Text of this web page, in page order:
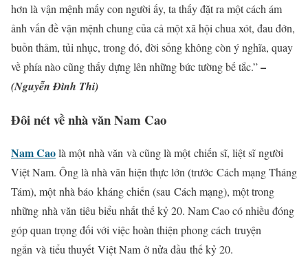
hơn là vận mệnh mấy con người ấy, ta thấy đặt ra một cách ám
ảnh vấn đề vận mệnh chung của cả một xã hội chua xót, đau đớn,
buồn thảm, tủi nhục, trong đó, đời sống không còn ý nghĩa, quay
về phía nào cũng thấy dựng lên những bức tường bế tắc.”–
(Nguyễn Đình Thi)
Đôi nét về nhà văn Nam Cao
Nam Caolà một nhà văn và cũng là một chiến sĩ, liệt sĩ người
Việt Nam. Ông là nhà văn hiện thực lớn (trước Cách mạng Tháng
Tám), một nhà báo kháng chiến (sau Cách mạng), một trong
những nhà văn tiêu biểu nhất thế kỷ 20. Nam Cao có nhiều đóng
góp quan trọng đối với việc hoàn thiện phong cách truyện
ngắn và tiểu thuyết Việt Nam ở nửa đầu thế kỷ 20.